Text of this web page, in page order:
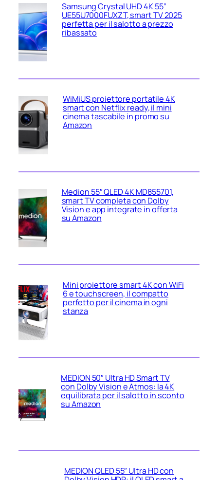
Samsung Crystal UHD 4K 55”
UE55U7000FUXZT, smart TV 2025
perfetta per il salotto a prezzo
ribassato
WiMiUS proiettore portatile 4K
smart con Netflix ready, il mini
cinema tascabile in promo su
Amazon
Medion 55″ QLED 4K MD855701,
smart TV completa con Dolby
Vision e app integrate in offerta
su Amazon
Mini proiettore smart 4K con WiFi
6 e touchscreen, il compatto
perfetto per il cinema in ogni
stanza
MEDION 50″ Ultra HD Smart TV
con Dolby Vision e Atmos: la 4K
equilibrata per il salotto in sconto
su Amazon
MEDION QLED 55″ Ultra HD con